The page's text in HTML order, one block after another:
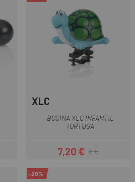
XLC
BOCINA XLC INFANTIL
TORTUGA
Preu
7,20 €Preu regular
9 €
-20%